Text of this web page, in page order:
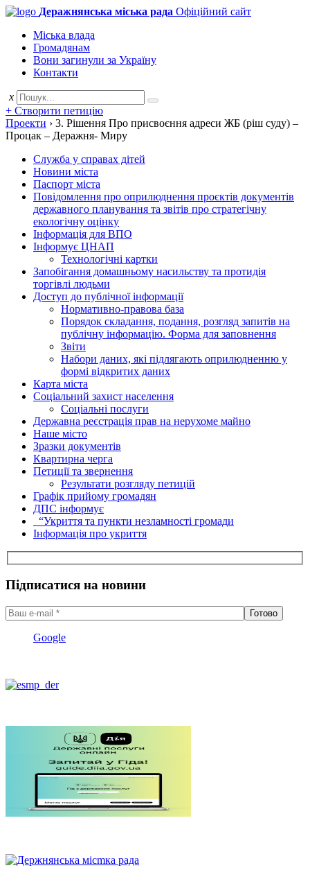
Деражнянська міська рада Офіційний сайт
Міська влада
Громадянам
Вони загинули за Україну
Контакти
x
+ Створити петицію
Проекти › 3. Рішення Про присвоєння адреси ЖБ (ріш суду) –
Процак – Деражня- Миру
Служба у справах дітей
Новини міста
Паспорт міста
Повідомлення про оприлюднення проєктів документів
державного планування та звітів про стратегічну
екологічну оцінку
Інформація для ВПО
Інформує ЦНАП
Технологічні картки
Запобігання домашньому насильству та протидія
торгівлі людьми
Доступ до публічної інформації
Нормативно-правова база
Порядок складання, подання, розгляд запитів на
публічну інформацію. Форма для заповнення
Звіти
Набори даних, які підлягають оприлюдненню у
формі відкритих даних
Карта міста
Соціальний захист населення
Соціальні послуги
Державна реєстрація прав на нерухоме майно
Наше місто
Зразки документів
Квартирна черга
Петиції та звернення
Результати розгляду петицій
Графік прийому громадян
ДПС інформує
“Укриття та пункти незламності громади
Інформація про укриття
Підписатися на новини
Google